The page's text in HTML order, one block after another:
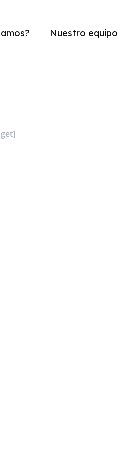
Nuestro equipo